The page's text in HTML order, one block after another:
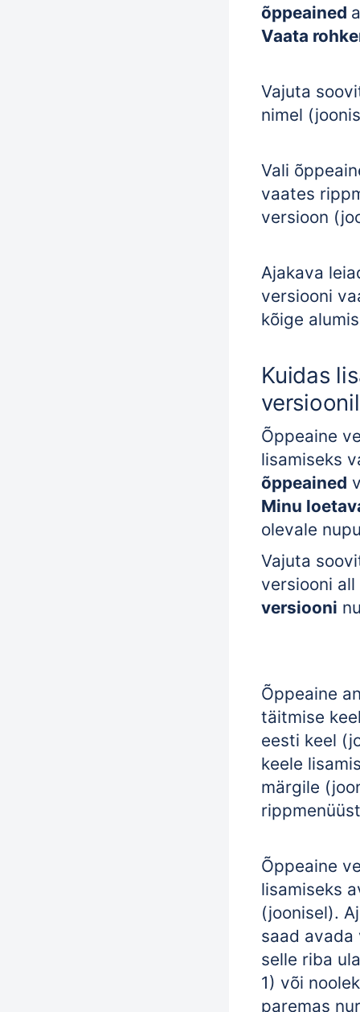
õppeained
Vaata
Vajuta
nimel
Vali
vaates
versioon
Ajakava
versiooni
kõige
Kuidas
Õppeaine
lisamiseks
õppeained
Minu
olevale
Vajuta
versiooni
versiooni
Õppeaine
täitmise
eesti keel
keele
märgile
Õppeaine
lisamiseks
(joonisel).
saad avada
selle riba
1) või
paremas